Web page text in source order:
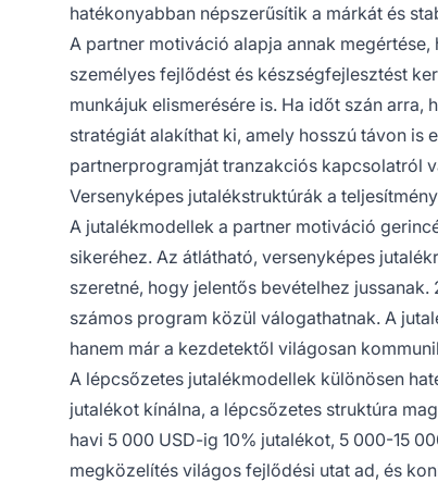
hatékonyabban népszerűsítik a márkát és
A partner motiváció alapja annak
személyes fejlődést és készségfejlesztést
munkájuk elismerésére is. Ha időt szán
stratégiát alakíthat ki, amely hosszú távon is
partnerprogramját tranzakciós kapcsolatról
Versenyképes jutalékstruktúrák a
A jutalékmodellek a partner motiváció
sikeréhez. Az átlátható, versenyképes
szeretné, hogy jelentős bevételhez jussanak.
számos program közül válogathatnak. A
hanem már a kezdetektől világosan
A lépcsőzetes jutalékmodellek különösen
jutalékot kínálna, a lépcsőzetes struktúra
havi 5 000 USD-ig 10% jutalékot, 5 000-15
megközelítés világos fejlődési utat ad, és